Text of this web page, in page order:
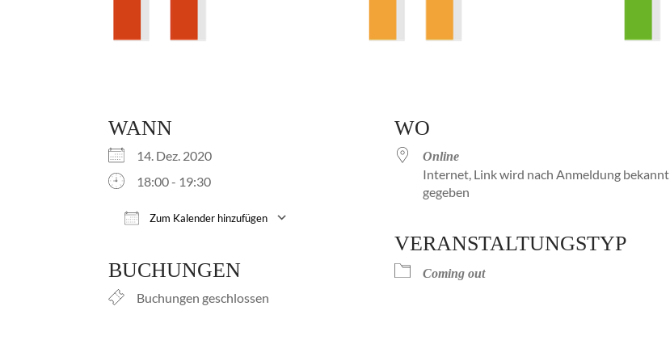
WANN
14. Dez. 2020
18:00 - 19:30
Zum Kalender hinzufügen
Google Kalender iCalendar
BUCHUNGEN
Buchungen geschlossen
WO
Online
Internet, Link wird nach Anmeldung bekannt
gegeben
VERANSTALTUNGSTYP
Coming out